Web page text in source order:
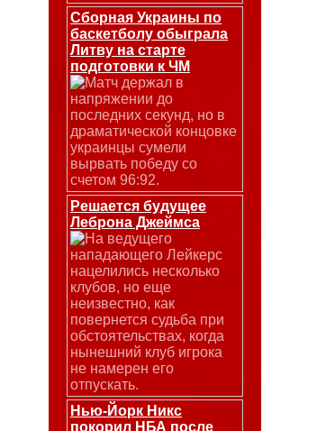
Сборная Украины по
баскетболу обыграла
Литву на старте
подготовки к ЧМ
Матч держал в
напряжении до
последних секунд, но в
драматической концовке
украинцы сумели
вырвать победу со
счетом 96:92.
Решается будущее
Леброна Джеймса
На ведущего
нападающего Лейкерс
нацелились несколько
клубов, но еще
неизвестно, как
повернется судьба при
обстоятельствах, когда
нынешний клуб игрока
не намерен его
отпускать.
Нью-Йорк Никс
покорил НБА после